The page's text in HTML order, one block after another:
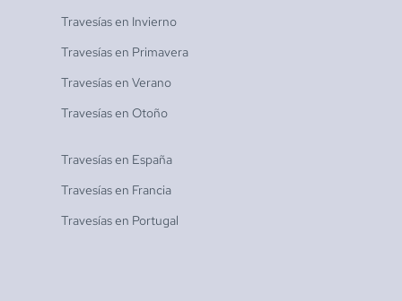
Travesías en Invierno
Travesías en Primavera
Travesías en Verano
Travesías en Otoño
Travesías en España
Travesías en Francia
Travesías en Portugal